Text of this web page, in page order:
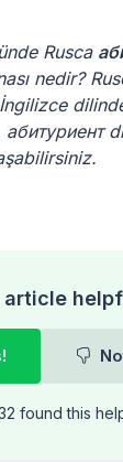
Rusca
nedir?
article
found this